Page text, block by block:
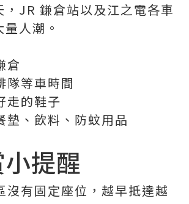
，JR 鎌倉站以及江之電各車
人潮。
倉
隊等車時間
走的鞋子
墊、飲料、防蚊用品
提醒
有固定座位，越早抵達越